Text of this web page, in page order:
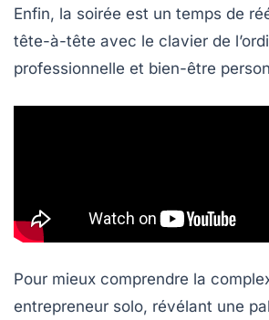
Enfin, la soirée est un temps de
tête-à-tête avec le clavier de
professionnelle et bien-être
Pour mieux comprendre la
entrepreneur solo, révélant une